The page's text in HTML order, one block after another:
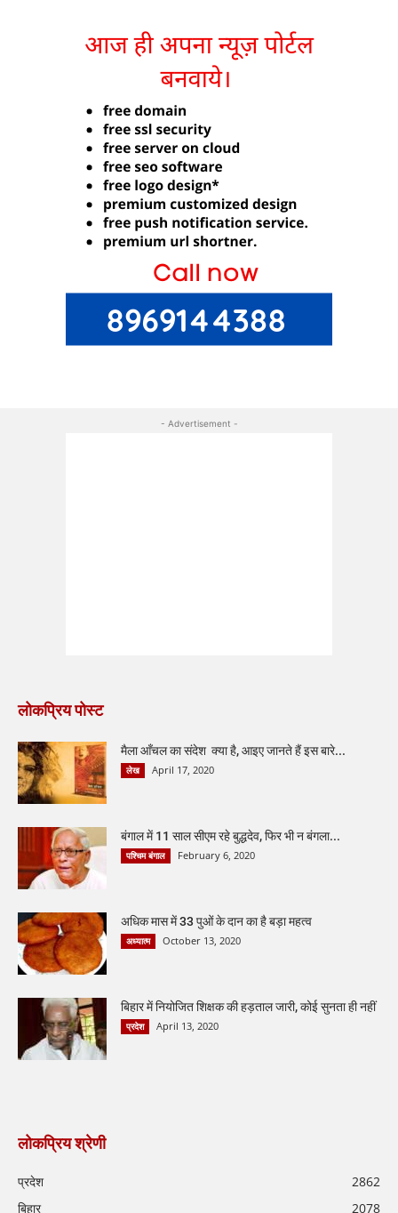
- Advertisement -
लोकप्रिय पोस्ट
मैला आँचल का संदेश क्या है, आइए जानते हैं इस बारे...
लेख April 17, 2020
बंगाल में 11 साल सीएम रहे बुद्धदेव, फिर भी न बंगला...
पश्चिम बंगाल February 6, 2020
अधिक मास में 33 पुओं के दान का है बड़ा महत्व
अध्यात्म October 13, 2020
बिहार में नियोजित शिक्षक की हड़ताल जारी, कोई सुनता ही नहीं
प्रदेश April 13, 2020
लोकप्रिय श्रेणी
प्रदेश
2862
बिहार
2078